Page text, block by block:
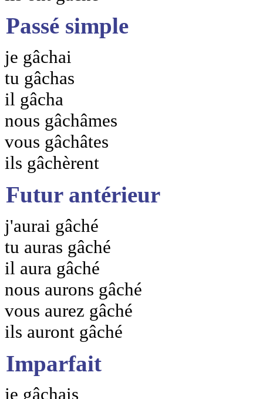
Passé simple
je gâchai
tu gâchas
il gâcha
nous gâchâmes
vous gâchâtes
ils gâchèrent
Futur antérieur
j'aurai gâché
tu auras gâché
il aura gâché
nous aurons gâché
vous aurez gâché
ils auront gâché
Imparfait
je gâchais